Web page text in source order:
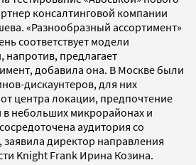
консалтинговой компании
«Разнообразный ассортимент»
соответствует модели
напротив, предлагает
добавила она. В Москве были
дискаунтеров, для них
центра локации, предпочтение
небольших микрорайонах и
аудитория со
директор направления
Knight Frank Ирина Козина.